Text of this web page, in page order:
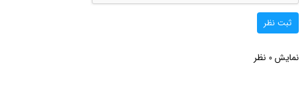
ثبت نظر
نمایش 0 نظر